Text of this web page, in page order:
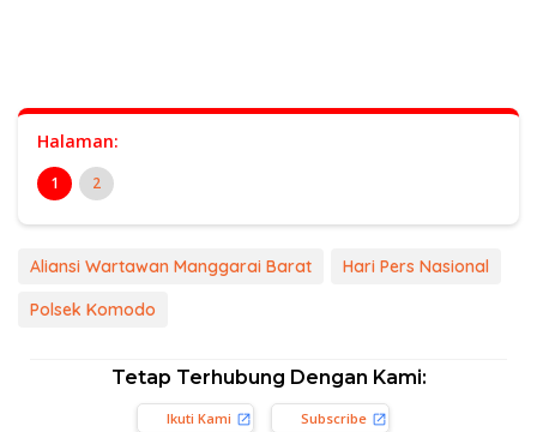
Halaman:
1 2
Aliansi Wartawan Manggarai Barat
Hari Pers Nasional
Polsek Komodo
Tetap Terhubung Dengan Kami:
Ikuti Kami Subscribe